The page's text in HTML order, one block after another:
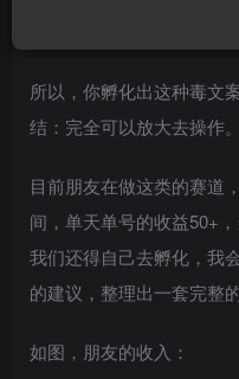
所以，你孵化出这种毒文
结：完全可以放大去操作。
目前朋友在做这类的赛道
间，单天单号的收益50+
我们还得自己去孵化，我
的建议，整理出一套完整
如图，朋友的收入：